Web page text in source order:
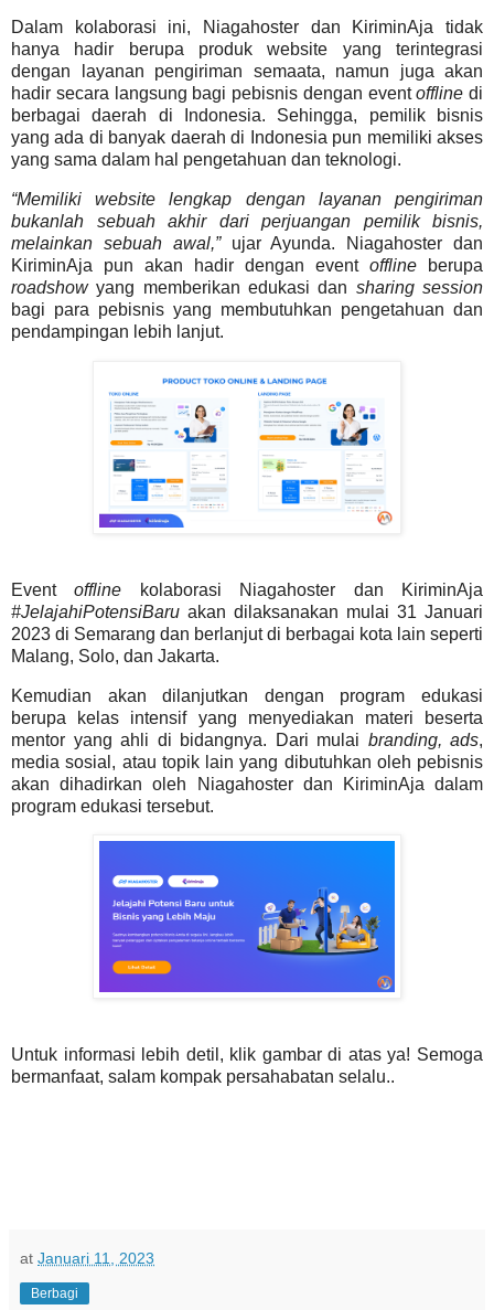
Dalam kolaborasi ini, Niagahoster dan KiriminAja tidak
hanya hadir berupa produk website yang terintegrasi
dengan layanan pengiriman semaata, namun juga akan
hadir secara langsung bagi pebisnis dengan eventoffline di
berbagai daerah di Indonesia. Sehingga, pemilik bisnis
yang ada di banyak daerah di Indonesia pun memiliki akses
yang sama dalam hal pengetahuan dan teknologi.
“Memiliki website lengkap dengan layanan pengiriman
bukanlah sebuah akhir dari perjuangan pemilik bisnis,
melainkan sebuah awal,”ujar Ayunda. Niagahoster dan
KiriminAja pun akan hadir dengan event offline
berupa
roadshowyang memberikan edukasi dan sharing session
bagi para pebisnis yang membutuhkan pengetahuan dan
pendampingan lebih lanjut.
Eventoffline
kolaborasi Niagahoster dan KiriminAja
#JelajahiPotensiBaru akan dilaksanakan mulai 31 Januari
2023 di Semarang dan berlanjut di berbagai kota lain seperti
Malang, Solo, dan Jakarta.
Kemudian akan dilanjutkan dengan program edukasi
berupa kelas intensif yang menyediakan materi beserta
mentor yang ahli di bidangnya. Dari mulai branding, ads,
media sosial, atau topik lain yang dibutuhkan oleh pebisnis
akan dihadirkan oleh Niagahoster dan KiriminAja dalam
program edukasi tersebut.
Untuk informasi lebih detil, klik gambar di atas ya! Semoga
bermanfaat, salam kompak persahabatan selalu..
at Januari 11, 2023
Berbagi